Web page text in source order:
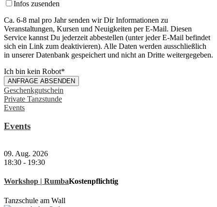
Infos zusenden
Ca. 6-8 mal pro Jahr senden wir Dir Informationen zu
Veranstaltungen, Kursen und Neuigkeiten per E-Mail. Diesen
Service kannst Du jederzeit abbestellen (unter jeder E-Mail befindet
sich ein Link zum deaktivieren). Alle Daten werden ausschließlich
in unserer Datenbank gespeichert und nicht an Dritte weitergegeben.
Ich bin kein Robot*
ANFRAGE ABSENDEN
Geschenkgutschein
Private Tanzstunde
Events
Events
09. Aug. 2026
18:30 - 19:30
Workshop | RumbaKostenpflichtig
Tanzschule am Wall